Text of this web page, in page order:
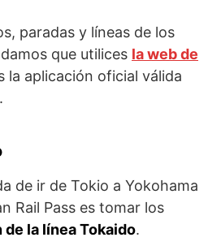
paradas y líneas de los
que utilices la web de
la aplicación oficial válida
de ir de Tokio a Yokohama
Rail Pass es tomar los
la línea Tokaido.